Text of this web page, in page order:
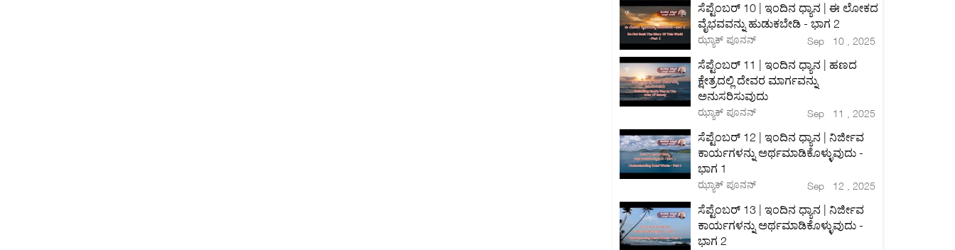
ಸೆಪ್ಟೆಂಬರ್ 10 | ಇಂದಿನ ಧ್ಯಾನ | ಈ ಲೋಕದ
ವೈಭವವನ್ನು ಹುಡುಕಬೇಡಿ - ಭಾಗ 2
ಝ್ಯಾಕ್ ಪೂನನ್ Sep 10 , 2025
ಸೆಪ್ಟೆಂಬರ್ 11 | ಇಂದಿನ ಧ್ಯಾನ | ಹಣದ
ಕ್ಷೇತ್ರದಲ್ಲಿ ದೇವರ ಮಾರ್ಗವನ್ನು
ಅನುಸರಿಸುವುದು
ಝ್ಯಾಕ್ ಪೂನನ್ Sep 11 , 2025
ಸೆಪ್ಟೆಂಬರ್ 12 | ಇಂದಿನ ಧ್ಯಾನ | ನಿರ್ಜೀವ
ಕಾರ್ಯಗಳನ್ನು ಅರ್ಥಮಾಡಿಕೊಳ್ಳುವುದು -
ಭಾಗ 1
ಝ್ಯಾಕ್ ಪೂನನ್ Sep 12 , 2025
ಸೆಪ್ಟೆಂಬರ್ 13 | ಇಂದಿನ ಧ್ಯಾನ | ನಿರ್ಜೀವ
ಕಾರ್ಯಗಳನ್ನು ಅರ್ಥಮಾಡಿಕೊಳ್ಳುವುದು -
ಭಾಗ 2